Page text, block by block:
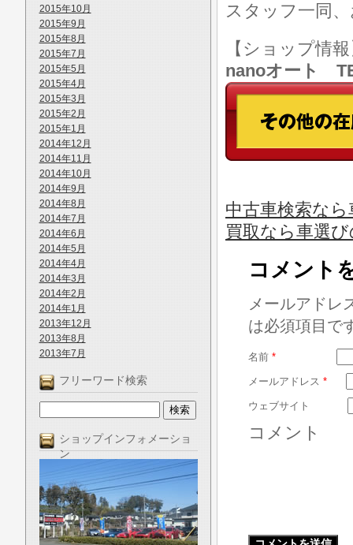
2015年10月
2015年9月
2015年8月
2015年7月
2015年5月
2015年4月
2015年3月
2015年2月
2015年1月
2014年12月
2014年11月
2014年10月
2014年9月
2014年8月
2014年7月
2014年6月
2014年5月
2014年4月
2014年3月
2014年2月
2014年1月
2013年12月
2013年8月
2013年7月
フリーワード検索
ショップインフォメーショ
ン
スタッフ一同
【ショップ情
nanoオート
中古車検索な
買取なら車選
コメント
メールアドレ
は必須項目で
名前 *
メールアドレス *
ウェブサイト
コメント